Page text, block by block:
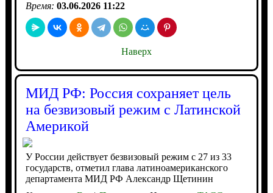
Время: 03.06.2026 11:22
Наверх
МИД РФ: Россия сохраняет цель
на безвизовый режим с Латинской
Америкой
У России действует безвизовый режим с 27 из 33
государств, отметил глава латиноамериканского
департамента МИД РФ Александр Щетинин